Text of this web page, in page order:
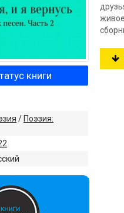
книги
/Поэзия: